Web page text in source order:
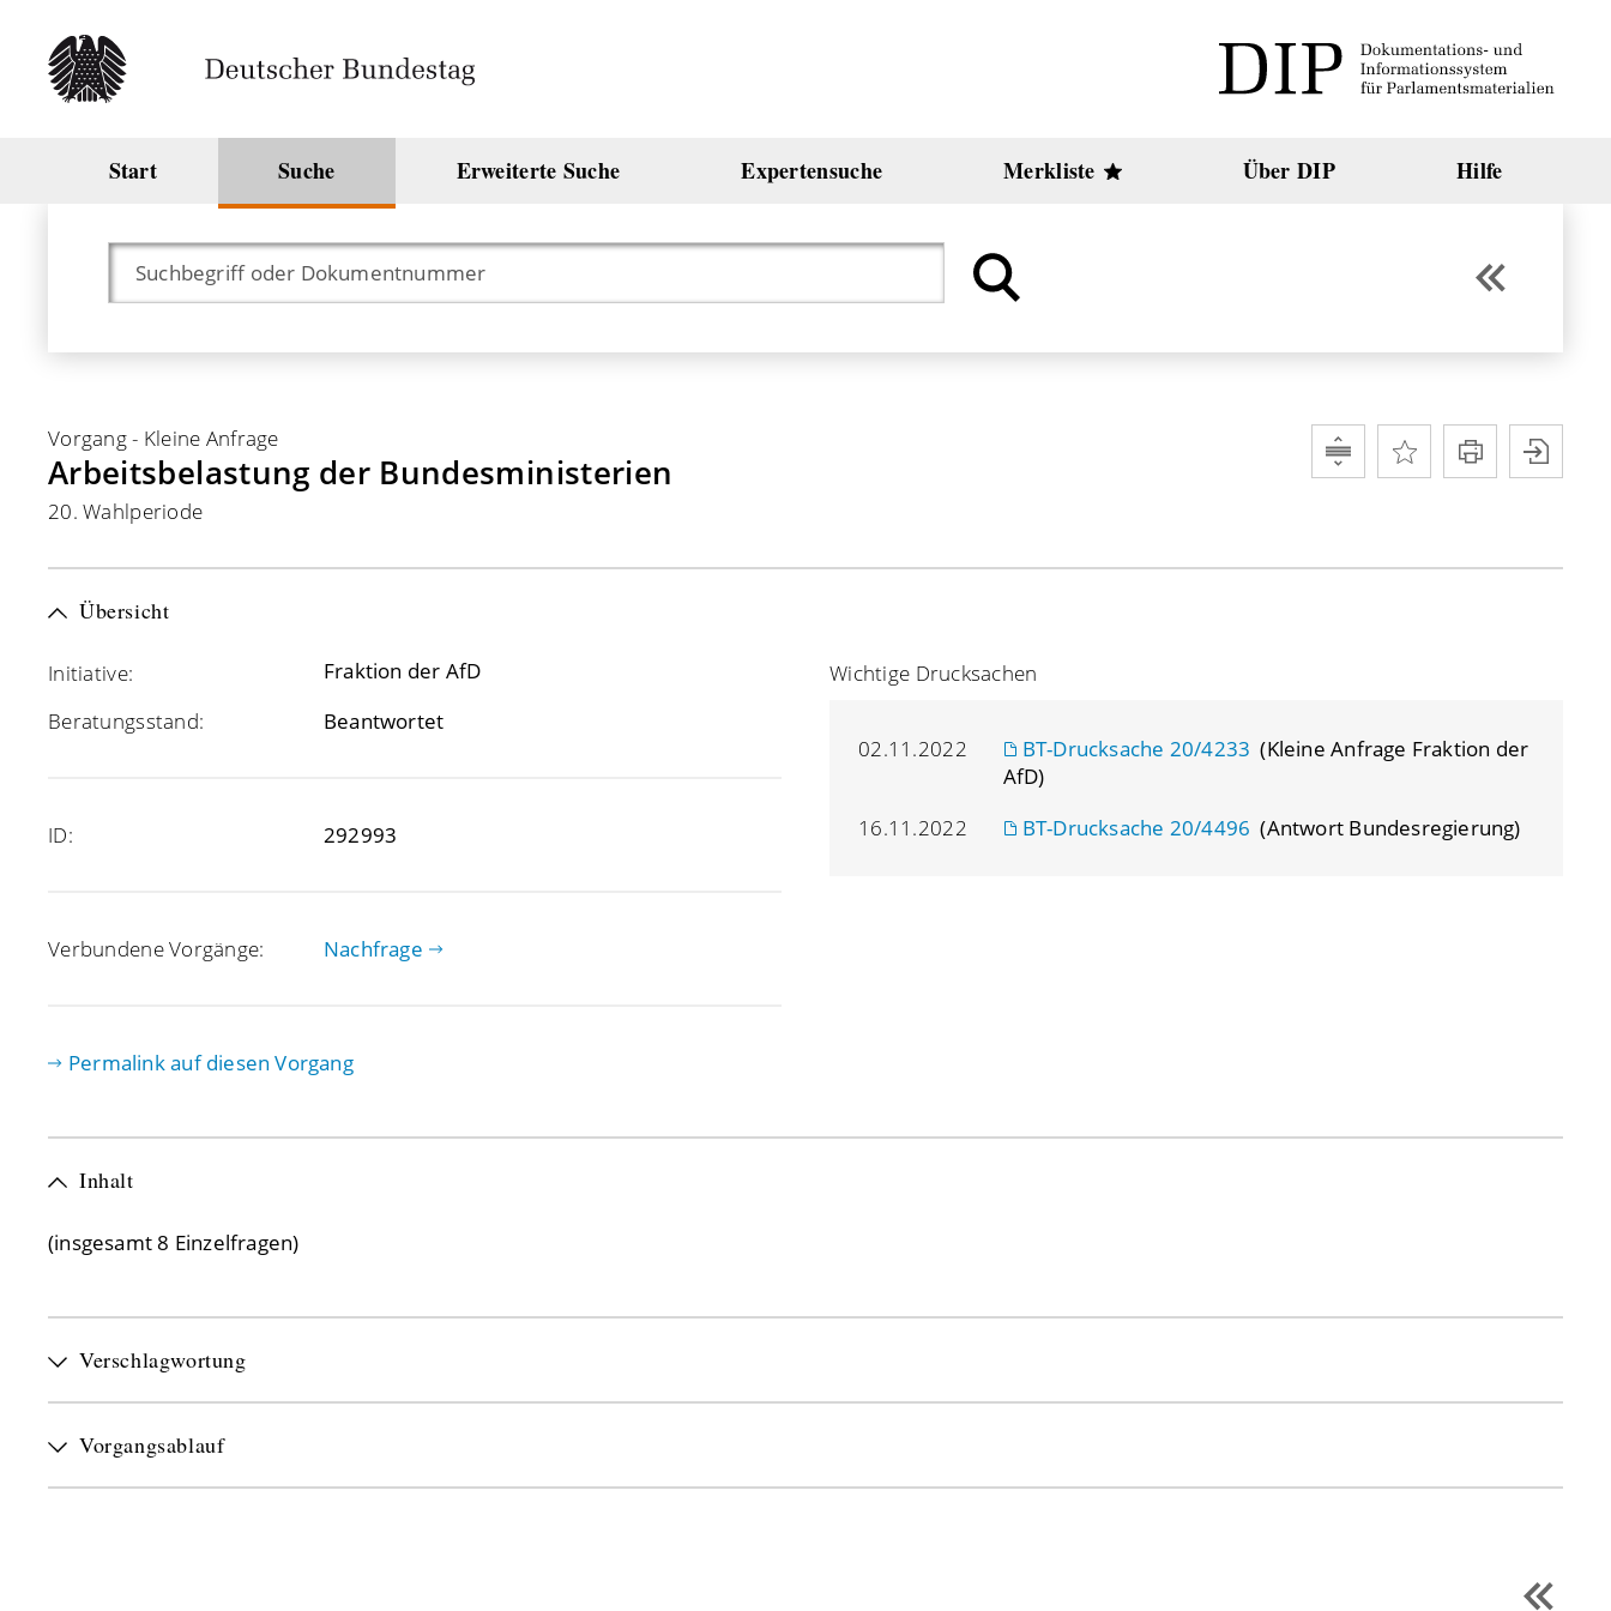
Start Suche Erweiterte Suche Expertensuche Merkliste Über DIP Hilfe
Vorgang- Kleine Anfrage
Arbeitsbelastung der Bundesministerien
20. Wahlperiode
Übersicht
Initiative:
Fraktion der AfD
Beratungsstand:
Beantwortet
ID: 292993
Verbundene Vorgänge: Nachfrage
Permalink auf diesen Vorgang
Wichtige Drucksachen
02.11.2022 BT-Drucksache 20/4233 (Kleine Anfrage Fraktion der
AfD)
16.11.2022
BT-Drucksache 20/4496 (Antwort Bundesregierung)
Inhalt
(insgesamt 8 Einzelfragen)
Verschlagwortung
Vorgangsablauf